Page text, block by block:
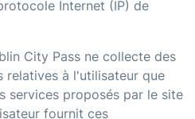
Internet (IP) de
City Pass ne collecte des
relatives à l'utilisateur que
services proposés par le site
fournit ces